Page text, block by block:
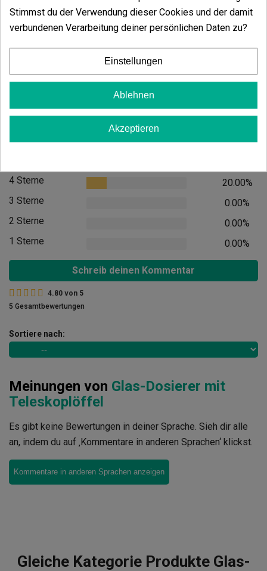
Black
15,11 €
15,90 € -5%
Kundenbewertungen
4 Sterne
20.00%
3 Sterne
0.00%
2 Sterne
0.00%
1 Sterne
0.00%
Schreib deinen Kommentar
4.80 von 5
5 Gesamtbewertungen
Sortiere nach:
Meinungen von Glas-Dosierer mit
Teleskoplöffel
Es gibt keine Bewertungen in deiner Sprache. Sieh dir alle
an, indem du auf ‚Kommentare in anderen Sprachen‘ klickst.
Kommentare in anderen Sprachen anzeigen
Gleiche Kategorie Produkte Glas-
Stimmst du der Verwendung dieser Cookies und der damit
verbundenen Verarbeitung deiner persönlichen Daten zu?
Einstellungen
Ablehnen
Akzeptieren